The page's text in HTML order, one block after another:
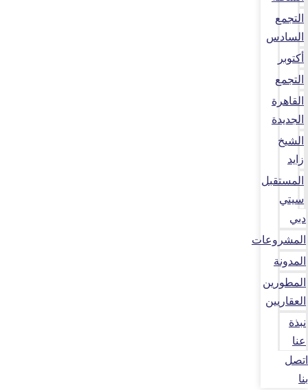
التجمع
السادس
أكتوبر
التجمع
القاهرة
الجديدة
الشيخ
زايد
المستقبل
سيتي
دبي
المشروعات
المدونة
المطورين
العقاريين
نبذة
عنا
اتصل
بنا